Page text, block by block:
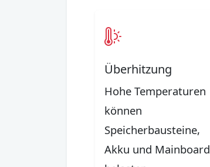
Überhitzung
Hohe Temperaturen
können
Speicherbausteine,
Akku und Mainboard